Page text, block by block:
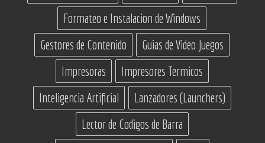
Formateo e Instalacion de Windows
Gestores de Contenido
Guias de Video Juegos
Impresoras
Impresores Termicos
Inteligencia Artificial
Lanzadores (Launchers)
Lector de Codigos de Barra